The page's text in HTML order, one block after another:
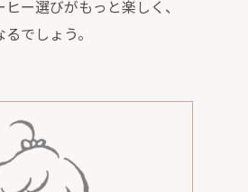
ー選びがもっと楽しく、
でしょう。